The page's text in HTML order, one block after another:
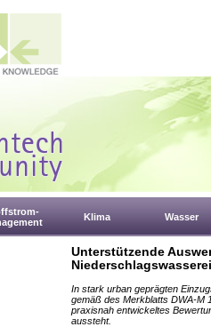
Klima Wasser
Unterstützende
In stark urban geprägten
gemäß des Merkblatts DWA-M
praxisnah entwickeltes
aussteht.